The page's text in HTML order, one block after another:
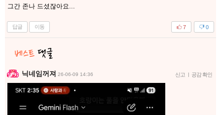
그간 존나 드셨잖아요...
답글 이동 0
7
닉네임꺼져 26-06-09 14:36 신고 공감 확인